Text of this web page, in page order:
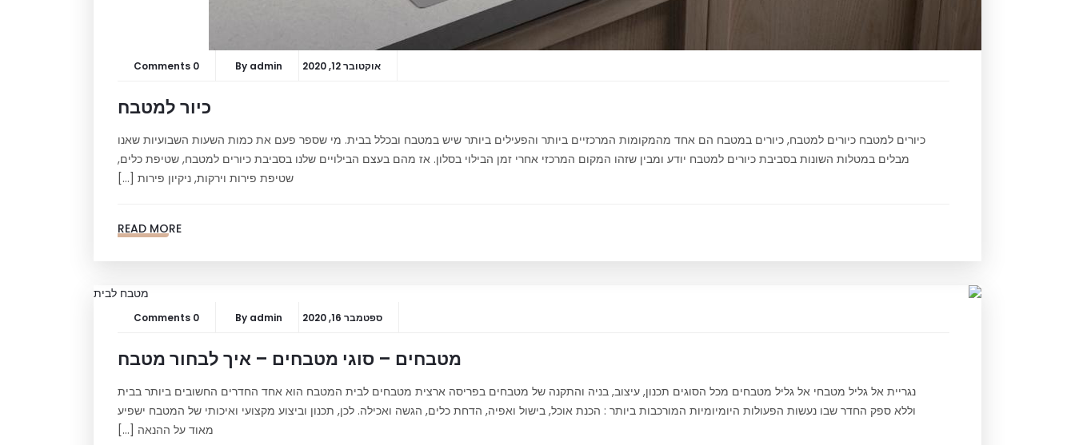
אוקטובר 12, 2020 By admin
0 Comments
כיור למטבח
כיורים למטבח כיורים למטבח, כיורים במטבח הם אחד מהמקומות המרכזיים ביותר והפעילים ביותר שיש במטבח ובכלל בבית. מי שספר פעם את כמות השעות השבועיות שאנו
מבלים במטלות השונות בסביבת כיורים למטבח יודע ומבין שזהו המקום המרכזי אחרי זמן הבילוי בסלון. אז מהם בעצם הבילויים שלנו בסביבת כיורים למטבח, שטיפת כלים,
שטיפת פירות וירקות, ניקיון פירות […]
READ MORE
ספטמבר 16, 2020 By admin
0 Comments
מטבחים – סוגי מטבחים – איך לבחור מטבח
נגריית אל גליל מטבחי אל גליל מטבחים מכל הסוגים תכנון, עיצוב, בניה והתקנה של מטבחים בפריסה ארצית מטבחים לבית המטבח הוא אחד החדרים החשובים ביותר בבית
וללא ספק החדר שבו נעשות הפעולות היומיומיות המורכבות ביותר : הכנת אוכל, בישול ואפיה, הדחת כלים, הגשה ואכילה. לכן, תכנון וביצוע מקצועי ואיכותי של המטבח ישפיע
מאוד על ההנאה […]